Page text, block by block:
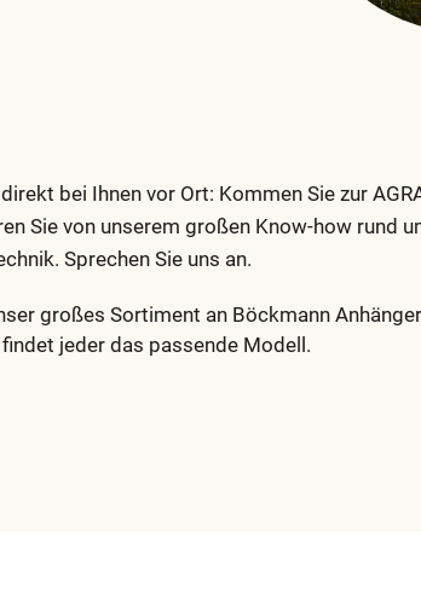
bei Ihnen vor Ort: Kommen Sie zur
Sie von unserem großen Know-how rund
Sprechen Sie uns an.
großes Sortiment an Böckmann
jeder das passende Modell.